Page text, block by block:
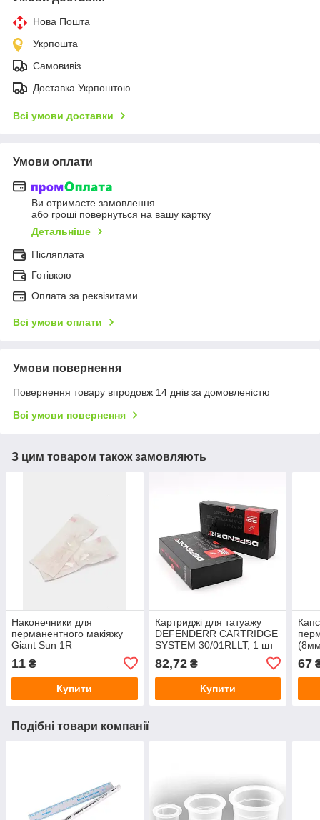
Нова Пошта
Укрпошта
Самовивіз
Доставка Укрпоштою
Всі умови доставки
Умови оплати
Ви отримаєте замовлення
або гроші повернуться на вашу картку
Детальніше
Післяплата
Готівкою
Оплата за реквізитами
Всі умови оплати
Умови повернення
Повернення товару впродовж 14 днів за домовленістю
Всі умови повернення
З цим товаром також замовляють
Наконечники для
перманентного макіяжу
Giant Sun 1R
11 ₴
Купити
Картриджі для татуажу
DEFENDERR CARTRIDGE
SYSTEM 30/01RLLT, 1 шт
82,72₴
Купити
67
Подібні товари компанії